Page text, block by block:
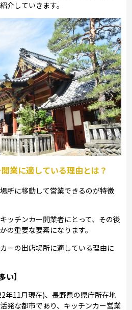
介していきます。
業に適している理由とは？
所に移動して営業できるのが特徴
ッチンカー開業者にとって、その後
の重要な要素になります。
ーの出店場所に適している理由に
い】
年11月現在)、長野県の県庁所在地
発な都市であり、キッチンカー営業